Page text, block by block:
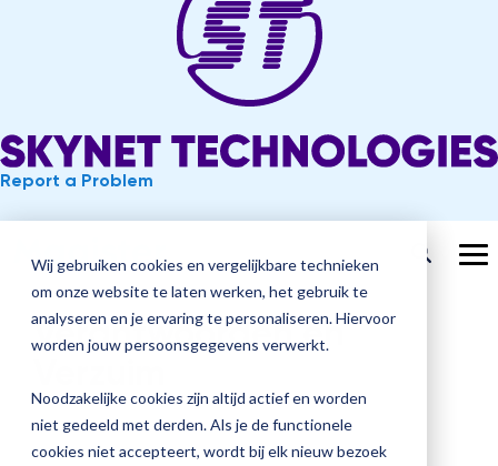
Report a Problem
Wij gebruiken cookies en vergelijkbare technieken
om onze website te laten werken, het gebruik te
analyseren en je ervaring te personaliseren. Hiervoor
worden jouw persoonsgegevens verwerkt.
Noodzakelijke cookies zijn altijd actief en worden
niet gedeeld met derden. Als je de functionele
cookies niet accepteert, wordt bij elk nieuw bezoek
verder
Verantwoorden en